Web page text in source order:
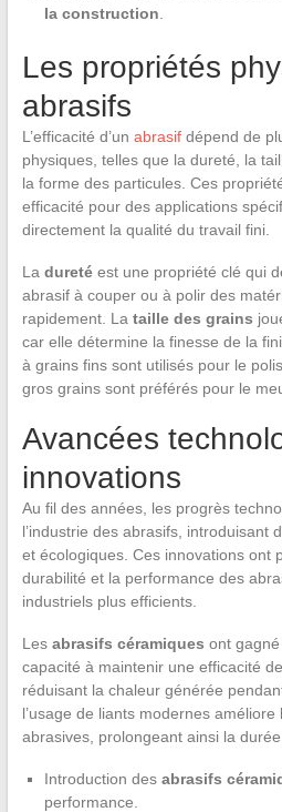
la construction
Les propriétés
abrasifs
L’efficacité d’un abrasifdépend de
physiques, telles que la dureté, la
la forme des particules. Ces
efficacité pour des applications
directement la qualité du travail fini.
La duretéest une propriété clé qui
abrasif à couper ou à polir des
rapidement. La taille des grains
car elle détermine la finesse de la
à grains fins sont utilisés pour le
gros grains sont préférés pour le
Avancées
innovations
Au fil des années, les progrès
l’industrie des abrasifs, introduisant
et écologiques. Ces innovations ont
durabilité et la performance des
industriels plus efficients.
Les abrasifs céramiques ont
capacité à maintenir une efficacité
réduisant la chaleur générée
l’usage de liants modernes
abrasives, prolongeant ainsi la
Introduction des abrasifs
performance.